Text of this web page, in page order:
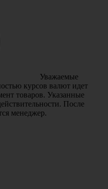
Уважаемые
курсов валют идет
товаров. Указанные
После
менеджер.